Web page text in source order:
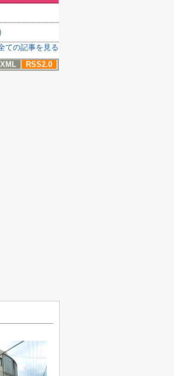
ての記事を見る
XML
RSS2.0